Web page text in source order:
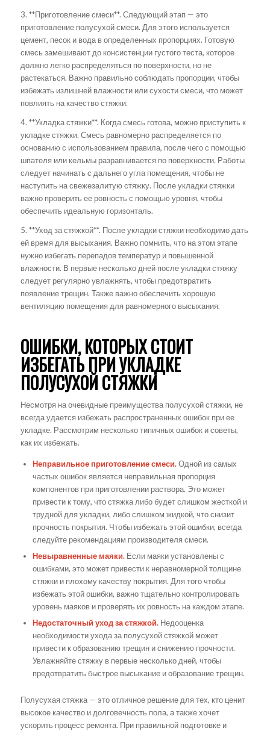
3. **Приготовление смеси**. Следующий этап — это
приготовление полусухой смеси. Для этого используется
цемент, песок и вода в определенных пропорциях. Готовую
смесь замешивают до консистенции густого теста, которое
должно легко распределяться по поверхности, но не
растекаться. Важно правильно соблюдать пропорции, чтобы
избежать излишней влажности или сухости смеси, что может
повлиять на качество стяжки.
4. **Укладка стяжки**. Когда смесь готова, можно приступить к
укладке стяжки. Смесь равномерно распределяется по
основанию с использованием правила, после чего с помощью
шпателя или кельмы разравнивается по поверхности. Работы
следует начинать с дальнего угла помещения, чтобы не
наступить на свежезалитую стяжку. После укладки стяжки
важно проверить ее ровность с помощью уровня, чтобы
обеспечить идеальную горизонталь.
5. **Уход за стяжкой**. После укладки стяжки необходимо дать
ей время для высыхания. Важно помнить, что на этом этапе
нужно избегать перепадов температур и повышенной
влажности. В первые несколько дней после укладки стяжку
следует регулярно увлажнять, чтобы предотвратить
появление трещин. Также важно обеспечить хорошую
вентиляцию помещения для равномерного высыхания.
ОШИБКИ, КОТОРЫХ СТОИТ
ИЗБЕГАТЬ ПРИ УКЛАДКЕ
ПОЛУСУХОЙ СТЯЖКИ
Несмотря на очевидные преимущества полусухой стяжки, не
всегда удается избежать распространенных ошибок при ее
укладке. Рассмотрим несколько типичных ошибок и советы,
как их избежать.
Неправильное приготовление смеси.Одной из самых
частых ошибок является неправильная пропорция
компонентов при приготовлении раствора. Это может
привести к тому, что стяжка либо будет слишком жесткой и
трудной для укладки, либо слишком жидкой, что снизит
прочность покрытия. Чтобы избежать этой ошибки, всегда
следуйте рекомендациям производителя смеси.
Невыравненные маяки.Если маяки установлены с
ошибками, это может привести к неравномерной толщине
стяжки и плохому качеству покрытия. Для того чтобы
избежать этой ошибки, важно тщательно контролировать
уровень маяков и проверять их ровность на каждом этапе.
Недостаточный уход за стяжкой.Недооценка
необходимости ухода за полусухой стяжкой может
привести к образованию трещин и снижению прочности.
Увлажняйте стяжку в первые несколько дней, чтобы
предотвратить быстрое высыхание и образование трещин.
Полусухая стяжка — это отличное решение для тех, кто ценит
высокое качество и долговечность пола, а также хочет
ускорить процесс ремонта. При правильной подготовке и